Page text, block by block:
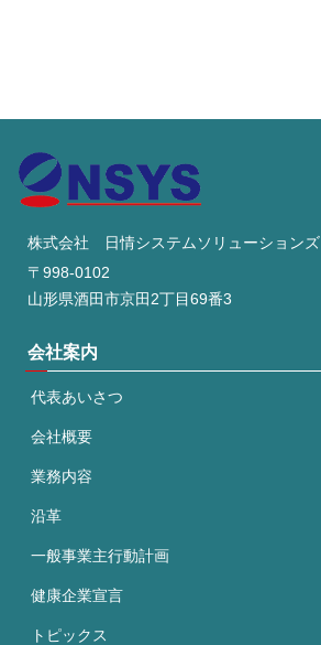
株式会社 日情システムソリューションズ
〒998-0102
山形県酒田市京田2丁目69番3
会社案内
代表あいさつ
会社概要
業務内容
沿革
一般事業主行動計画
健康企業宣言
トピックス